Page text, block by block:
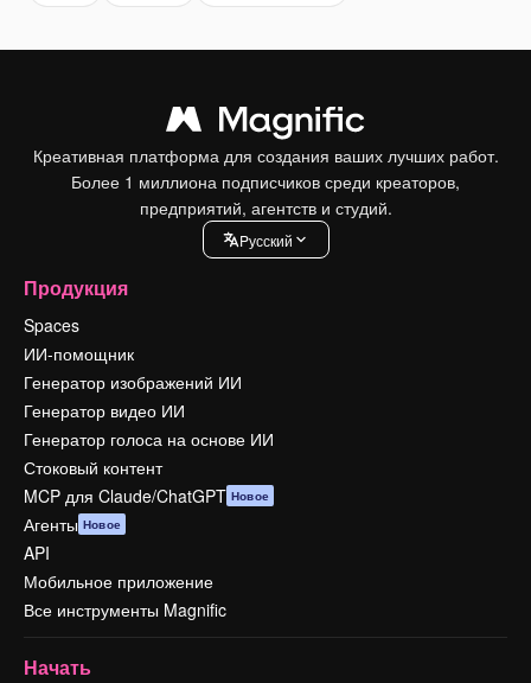
Креативная платформа для создания ваших лучших работ.
Более 1 миллиона подписчиков среди креаторов,
предприятий, агентств и студий.
Pусский
Продукция
Spaces
ИИ-помощник
Генератор изображений ИИ
Генератор видео ИИ
Генератор голоса на основе ИИ
Стоковый контент
MCP для Claude/ChatGPT Новое
Агенты Новое
API
Мобильное приложение
Все инструменты Magnific
Начать